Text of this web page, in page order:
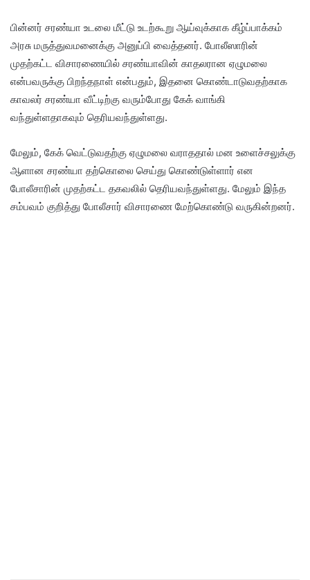
பின்னர் சரண்யா உடலை மீட்டு உடற்கூறு ஆய்வுக்காக கீழ்ப்பாக்கம்
அரசு மருத்துவமனைக்கு அனுப்பி வைத்தனர். போலீஸாரின்
முதற்கட்ட விசாரணையில் சரண்யாவின் காதலரான ஏழுமலை
என்பவருக்கு பிறந்தநாள் என்பதும், இதனை கொண்டாடுவதற்காக
காவலர் சரண்யா வீட்டிற்கு வரும்போது கேக் வாங்கி
வந்துள்ளதாகவும் தெரியவந்துள்ளது.
மேலும், கேக் வெட்டுவதற்கு ஏழுமலை வராததால் மன உளைச்சலுக்கு
ஆளான சரண்யா தற்கொலை செய்து கொண்டுள்ளார் என
போலீசாரின் முதற்கட்ட தகவலில் தெரியவந்துள்ளது. மேலும் இந்த
சம்பவம் குறித்து போலீசார் விசாரணை மேற்கொண்டு வருகின்றனர்.